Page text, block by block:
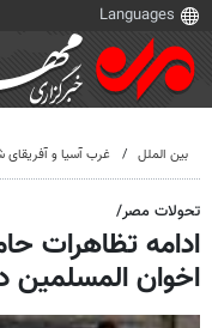
بین الملل غرب آسیا و آفریقای
تحولات مصر/
ادامه تظاهرات
اخوان المسلمین